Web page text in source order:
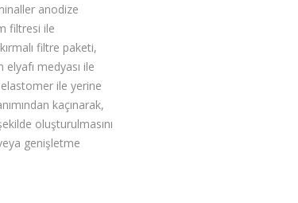
anodize
filtresi ile
filtre paketi,
medyası ile
ile yerine
kaçınarak,
oluşturulmasını
genişletme